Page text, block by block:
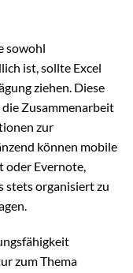
sowohl
ist, sollte Excel
ziehen. Diese
Zusammenarbeit
zur
können mobile
oder Evernote,
stets organisiert zu
zum Thema